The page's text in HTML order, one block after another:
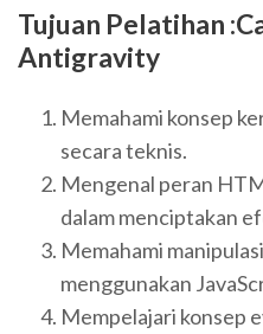
Tujuan Pelatihan
Antigravity
Memahami konsep
secara teknis.
Mengenal peran
dalam menciptakan
Memahami
menggunakan
Mempelajari konsep